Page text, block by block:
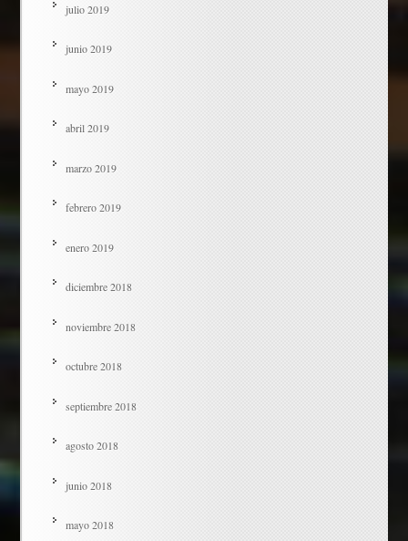
julio 2019
junio 2019
mayo 2019
abril 2019
marzo 2019
febrero 2019
enero 2019
diciembre 2018
noviembre 2018
octubre 2018
septiembre 2018
agosto 2018
junio 2018
mayo 2018